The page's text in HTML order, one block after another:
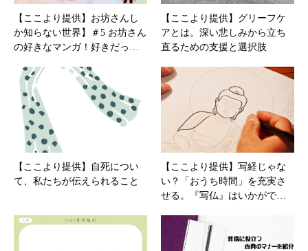
【ここより提供】お坊さんし
か知らない世界】＃5 お坊さん
の好きなマンガ！好きだっ…
【ここより提供】グリーフケ
アとは。深い悲しみから立ち
直るための支援と選択肢
【ここより提供】自死につい
て、私たちが伝えられること
【ここより提供】写経じゃな
い？「おうち時間」を充実さ
せる。『写仏』はいかがで…